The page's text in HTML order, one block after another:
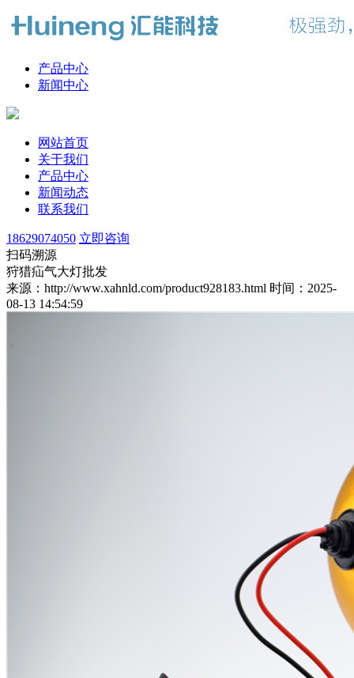
产品中心
新闻中心
网站首页
关于我们
产品中心
新闻动态
联系我们
18629074050 立即咨询
扫码溯源
狩猎疝气大灯批发
来源：http://www.xahnld.com/product928183.html 时间：2025-
08-13 14:54:59